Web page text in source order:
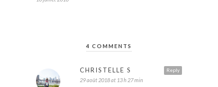
4 COMMENTS
Reply
CHRISTELLE S
29 août 2018 at 13 h 27 min